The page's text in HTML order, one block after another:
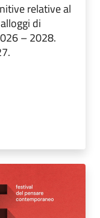
relative al
di
– 2028.